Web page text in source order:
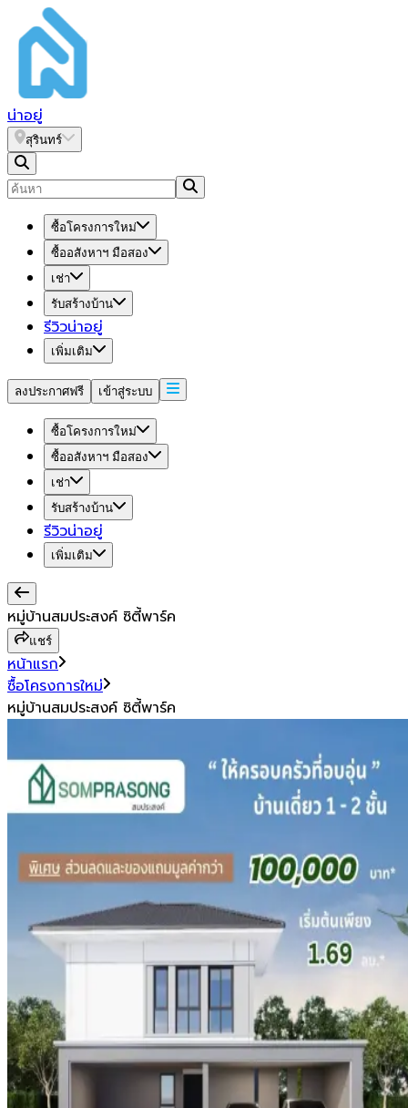
น่าอยู่
สุรินทร์
ซื้อโครงการใหม่
ซื้ออสังหาฯ มือสอง
เช่า
รับสร้างบ้าน
รีวิวน่าอยู่
เพิ่มเติม
ลงประกาศฟรี เข้าสู่ระบบ
ซื้อโครงการใหม่
ซื้ออสังหาฯ มือสอง
เช่า
รับสร้างบ้าน
รีวิวน่าอยู่
เพิ่มเติม
หมู่บ้านสมประสงค์ ซิตี้พาร์ค
แชร์
หน้าแรก
ซื้อโครงการใหม่
หมู่บ้านสมประสงค์ ซิตี้พาร์ค